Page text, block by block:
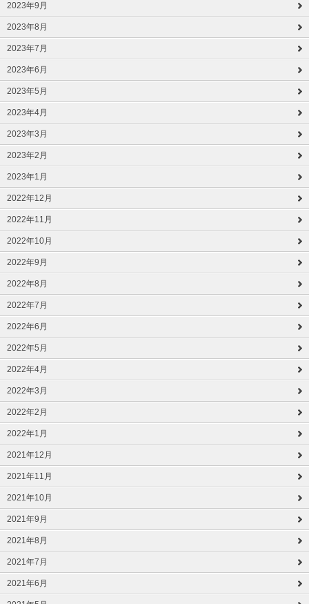
2023年9月
2023年8月
2023年7月
2023年6月
2023年5月
2023年4月
2023年3月
2023年2月
2023年1月
2022年12月
2022年11月
2022年10月
2022年9月
2022年8月
2022年7月
2022年6月
2022年5月
2022年4月
2022年3月
2022年2月
2022年1月
2021年12月
2021年11月
2021年10月
2021年9月
2021年8月
2021年7月
2021年6月